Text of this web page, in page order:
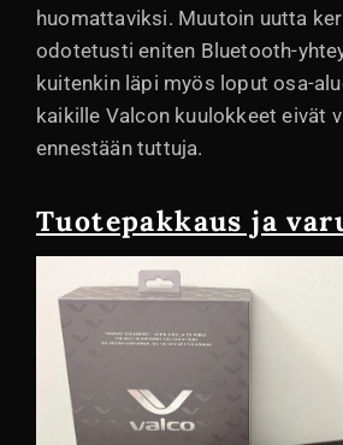
huomattaviksi. Muutoin uutta
odotetusti eniten Bluetooth-
kuitenkin läpi myös loput osa-
kaikille Valcon kuulokkeet eivät
ennestään tuttuja.
Tuotepakkaus ja